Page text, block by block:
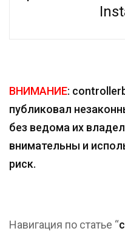
ВНИМАНИЕ:
публиковал
без ведома их
внимательны и
риск.
Навигация по статье “